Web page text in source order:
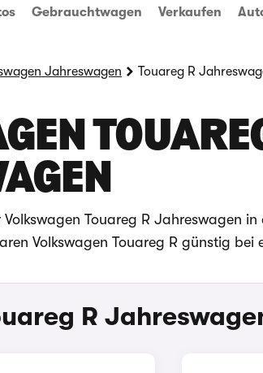
Gebrauchtwagen Verkaufen
Jahreswagen Touareg R
Touareg R Jahreswagen
Volkswagen Touareg R günstig
R